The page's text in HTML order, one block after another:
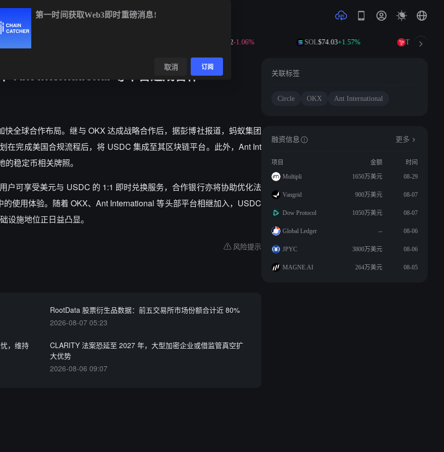
-1.06% SOL$74.03+1.57% TRX $0.3271
Ant International 等平台达成合作
全球合作布局。继与 OKX 达成战略合作后，据彭博社报道，蚂蚁集团
在完成美国合规流程后，将 USDC 集成至其区块链平台。此外，Ant Int
稳定币相关牌照。
户可享受美元与 USDC 的 1:1 即时兑换服务，合作银行亦将协助优化法
使用体验。随着 OKX、Ant International 等头部平台相继加入，USDC
设施地位正日益凸显。
风险提示
RootData 股票衍生品数据：前五交易所市场份额合计近 80%
2026-08-07 05:23
，维持
CLARITY 法案恐延至 2027 年，大型加密企业或借监管真空扩
大优势
2026-08-06 09:07
关联标签
Circle OKX Ant International
融资信息 更多
项目 金额
时间
Multipli
1650万美元 08-29
Vangrid 900万美元 08-07
Dow Protocol 1050万美元 08-07
Global Ledger -- 08-06
JPYC 3800万美元 08-06
MAGNE.AI 264万美元 08-05
第一时间获取Web3即时重磅消息!
取消 订阅